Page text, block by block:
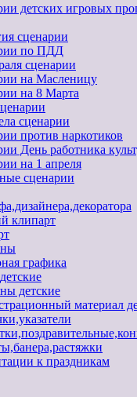
детских игровых
сценарии
по ПДД
сценарии
на Масленицу
на 8 Марта
сценарии
против наркотиков
День работника
на 1 апреля
сценарии
клипарт
графика
детские
материал
к праздникам